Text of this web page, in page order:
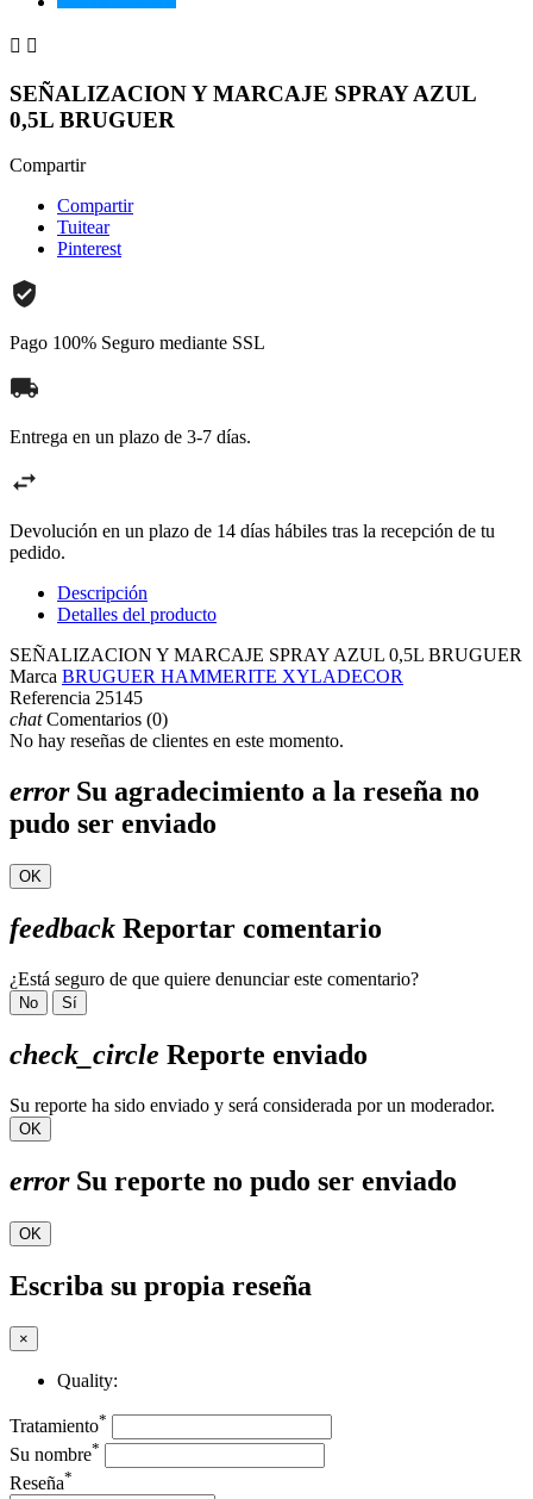
 
SEÑALIZACION Y MARCAJE SPRAY AZUL
0,5L BRUGUER
Compartir
Compartir
Tuitear
Pinterest
Pago 100% Seguro mediante SSL
Entrega en un plazo de 3-7 días.
Devolución en un plazo de 14 días hábiles tras la recepción de tu
pedido.
Descripción
Detalles del producto
SEÑALIZACION Y MARCAJE SPRAY AZUL 0,5L BRUGUER
Marca BRUGUER HAMMERITE XYLADECOR
Referencia 25145
chatComentarios (0)
No hay reseñas de clientes en este momento.
errorSu agradecimiento a la reseña no
pudo ser enviado
OK
feedback Reportar comentario
¿Está seguro de que quiere denunciar este comentario?
No Sí
check_circle Reporte enviado
Su reporte ha sido enviado y será considerada por un moderador.
OK
errorSu reporte no pudo ser enviado
OK
Escriba su propia reseña
×
Quality:
Tratamiento*
Su nombre*
Reseña*